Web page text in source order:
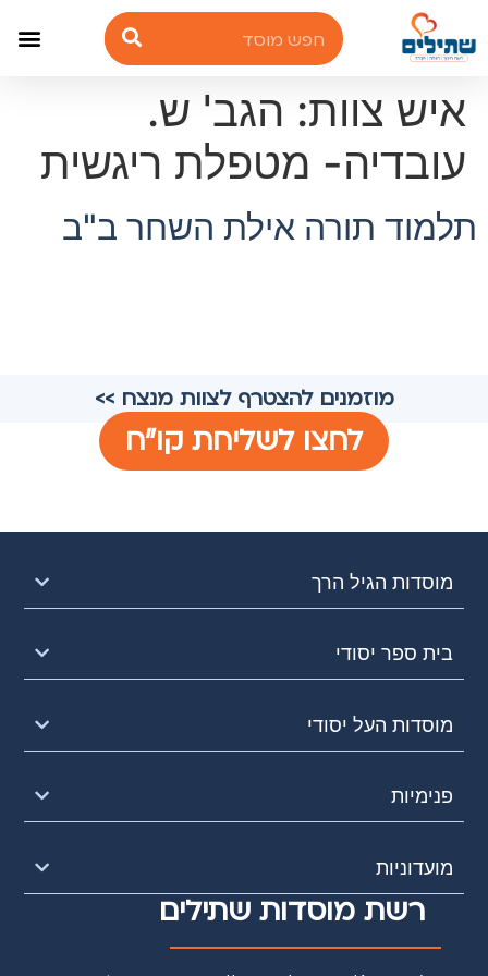
איש צוות: הגב' ש.
עובדיה- מטפלת ריגשית
תלמוד תורה אילת השחר ב"ב
מוזמנים להצטרף לצוות מנצח >>
לחצו לשליחת קו"ח
מוסדות הגיל הרך
בית ספר יסודי
מוסדות העל יסודי
פנימיות
מועדוניות
רשת מוסדות שתילים